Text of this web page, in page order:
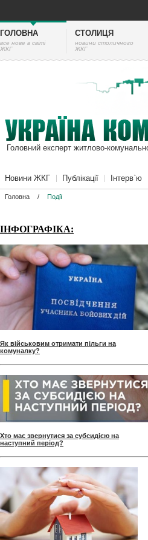
ГОЛОВНА
все нове в світі
ЖКГ
СТОЛИЦЯ
новини столичного
ЖКГ
Головний експерт житлово-
Новини ЖКГ Публікації Інтерв`ю
Головна / Події
ІНФОГРАФІКА:
Як військовим отримати пільги на
комуналку?
Хто має звернутися за субсидією на
наступний період?